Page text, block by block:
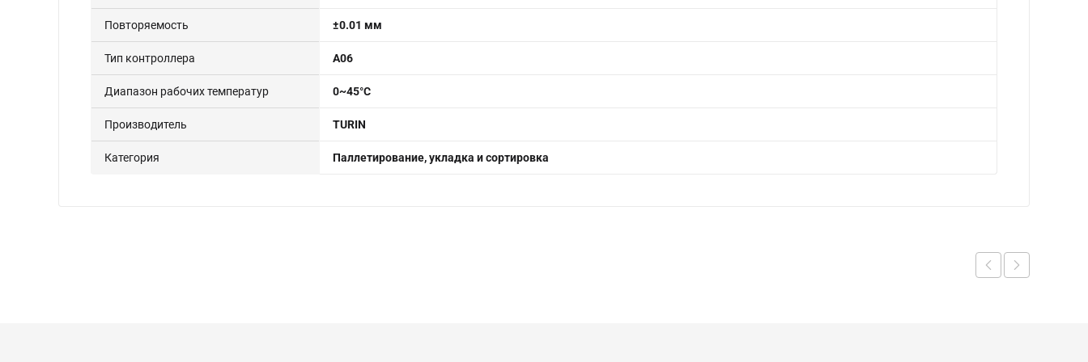
Повторяемость ±0.01 мм
Тип контроллера A06
Диапазон рабочих температур 0~45°C
Производитель TURIN
Категория Паллетирование, укладка и сортировка